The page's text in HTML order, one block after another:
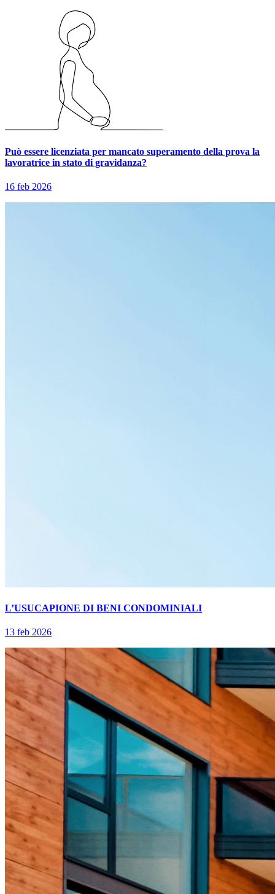
Può essere licenziata per mancato superamento della prova la
lavoratrice in stato di gravidanza?
16 feb 2026
L’USUCAPIONE DI BENI CONDOMINIALI
13 feb 2026